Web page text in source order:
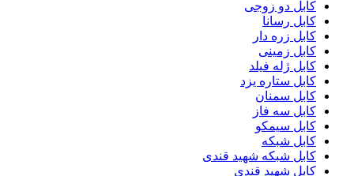
کابل دو زوجی
کابل رسانا
کابل زره دار
کابل زمینی
کابل ژله فیلد
کابل ستاره یزد
کابل سمنان
کابل سه فاز
کابل سیمکو
کابل شبکه
کابل شبکه شهید قندی
کابل شهید قندی